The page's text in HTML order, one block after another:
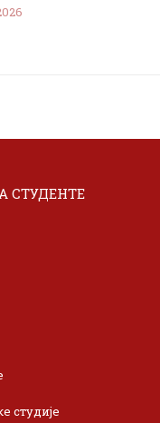
СТУДЕНТЕ
студије